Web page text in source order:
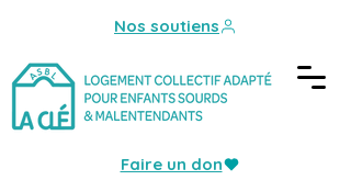
Faire un don
Nos soutiens